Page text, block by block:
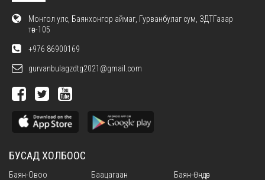
Монгол улс, Баянхонгор аймаг, Гурванбулаг сум, ЗДТГазар
төв-105
+976 86900169
gurvanbulagzdtg2021@gmail.com
БУСАД ХОЛБООС
Баян-Овоо Баацагаан Баян-Өндөр